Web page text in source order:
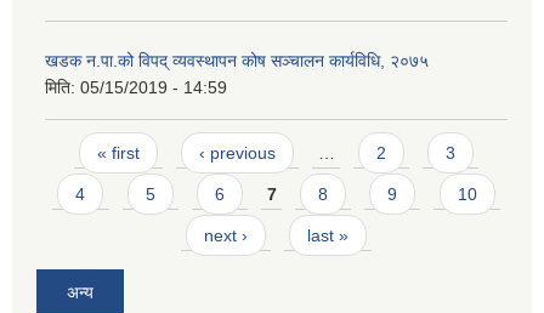
खडक न.पा.को विपद् व्यवस्थापन कोष सञ्चालन कार्यविधि, २०७५
मिति: 05/15/2019 - 14:59
Pages
« first ‹ previous … 2 3
4 5 6 7 8 9 10
next › last »
अन्य